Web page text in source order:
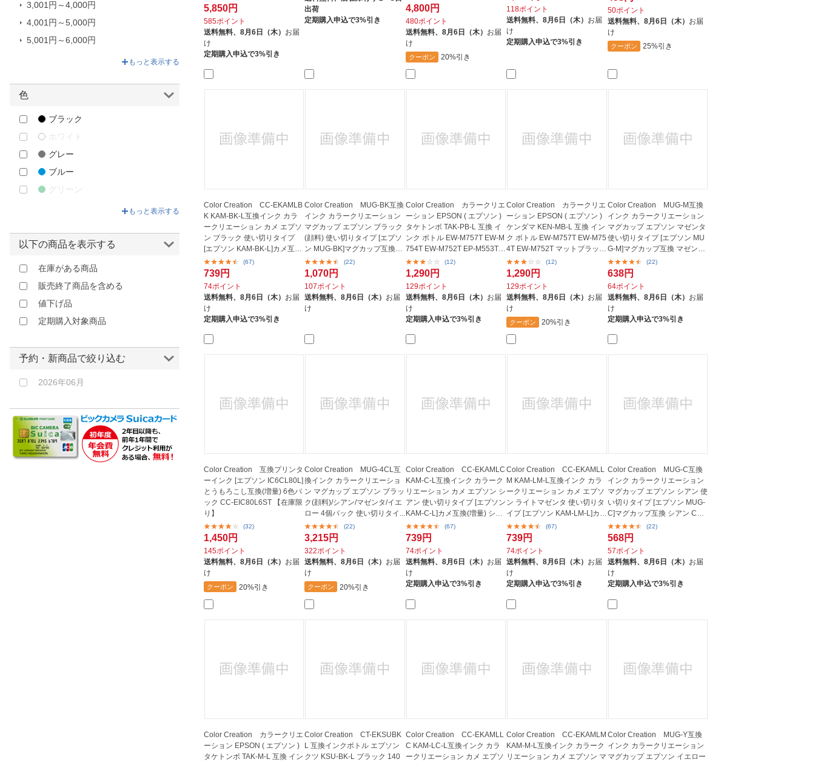
5,850円
585ポイント
送料無料、 8月6日（木） お届
け
定期購入申込で3%引き
出荷
定期購入申込で3%引き
4,800円
480ポイント
送料無料、 8月6日（木） お届
け
クーポン 20%引き
118ポイント
送料無料、8月6日（木） お届
け
定期購入申込で3%引き
50ポイント
送料無料、 8月6日（木） お届
け
クーポン 25%引き
Color Creation CC-EKAMLB
K KAM-BK-L互換インク カラ
ークリエーション カメ エプソ
ン ブラック 使い切りタイプ
[エプソン KAM-BK-L]カメ互換
(増量)...
(67)
739円
74ポイント
送料無料、 8月6日（木） お届
け
定期購入申込で3%引き
Color Creation MUG-BK互換
インク カラークリエーション
マグカップ エプソン ブラック
(顔料) 使い切りタイプ [エプソ
ン MUG-BK]マグカップ互換
ブ...
(22)
1,070円
107ポイント
送料無料、8月6日（木） お届
け
Color Creation カラークリエ
ーション EPSON ( エプソン )
タケトンボ TAK-PB-L 互換 イ
ンク ボトル EW-M757T EW-M
754T EW-M752T EP-M553T E
P-M552...
(12)
1,290円
129ポイント
送料無料、 8月6日（木） お届
け
定期購入申込で3%引き
Color Creation カラークリエ
ーション EPSON ( エプソン )
ケンダマ KEN-MB-L 互換 イン
ク ボトル EW-M757T EW-M75
4T EW-M752T マットブラック
(顔...
(12)
1,290円
129ポイント
送料無料、8月6日（木） お届
け
クーポン 20%引き
Color Creation MUG-M互換
インク カラークリエーション
マグカップ エプソン マゼンタ
使い切りタイプ [エプソン MU
G-M]マグカップ互換 マゼンタ
C...
(22)
638円
64ポイント
送料無料、 8月6日（木） お届
け
定期購入申込で3%引き
Color Creation 互換プリンタ
ーインク [エプソン IC6CL80L]
とうもろこし互換(増量) 6色パ
ック CC-EIC80L6ST 【在庫限
り】
(32)
1,450円
145ポイント
送料無料、 8月6日（木） お届
け
クーポン 20%引き
Color Creation MUG-4CL互
換インク カラークリエーショ
ン マグカップ エプソン ブラッ
ク(顔料)/シアン/マゼンタ/イエ
ロー 4個パック 使い切りタイ...
(22)
3,215円
322ポイント
送料無料、8月6日（木） お届
け
クーポン 20%引き
Color Creation CC-EKAMLC
KAM-C-L互換インク カラーク
リエーション カメ エプソン シ
アン 使い切りタイプ [エプソン
KAM-C-L]カメ互換(増量) シア
ン
(67)
739円
74ポイント
送料無料、 8月6日（木） お届
け
定期購入申込で3%引き
Color Creation CC-EKAMLL
M KAM-LM-L互換インク カラ
ークリエーション カメ エプソ
ン ライトマゼンタ 使い切りタ
イプ [エプソン KAM-LM-L]カメ
互換...
(67)
739円
74ポイント
送料無料、8月6日（木） お届
け
定期購入申込で3%引き
Color Creation MUG-C互換
インク カラークリエーション
マグカップ エプソン シアン 使
い切りタイプ [エプソン MUG-
C]マグカップ互換 シアン CC-
EM...
(22)
568円
57ポイント
送料無料、 8月6日（木） お届
け
定期購入申込で3%引き
Color Creation カラークリエ
ーション EPSON ( エプソン )
タケトンボ TAK-M-L 互換 イン
Color Creation CT-EKSUBK
L 互換インクボトル エプソン
クツ KSU-BK-L ブラック 140
Color Creation CC-EKAMLL
C KAM-LC-L互換インク カラ
ークリエーション カメ エプソ
Color Creation CC-EKAMLM
KAM-M-L互換インク カラーク
リエーション カメ エプソン マ
Color Creation MUG-Y互換
インク カラークリエーション
マグカップ エプソン イエロー
3,001円～4,000円
4,001円～5,000円
5,001円～6,000円
もっと表示する
色
ブラック
ホワイト
グレー
ブルー
グリーン
オレンジ
もっと表示する
以下の商品を表示する
在庫がある商品
販売終了商品を含める
値下げ品
定期購入対象商品
予約・新商品で絞り込む
2026年06月